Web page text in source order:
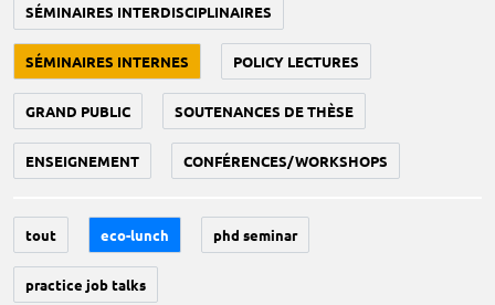
SÉMINAIRES INTERDISCIPLINAIRES
SÉMINAIRES INTERNES POLICY LECTURES
GRAND PUBLIC SOUTENANCES DE THÈSE
ENSEIGNEMENT CONFÉRENCES/WORKSHOPS
tout eco-lunch phd seminar
practice job talks